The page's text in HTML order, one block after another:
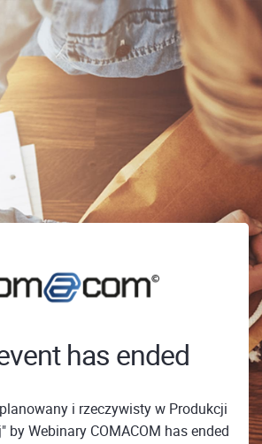
has ended
i rzeczywisty w Produkcji
by Webinary COMACOM has ended